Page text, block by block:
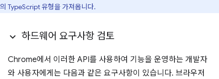
의 TypeScript 유형을 가져옵니다.
하드웨어 요구사항 검토
Chrome에서 이러한 API를 사용하여 기능을 운영하는 개발자
와 사용자에게는 다음과 같은 요구사항이 있습니다. 브라우저